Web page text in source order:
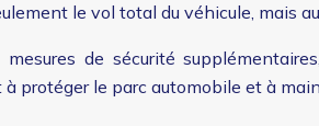
le vol total du véhicule, mais
de sécurité
protéger le parc automobile et à